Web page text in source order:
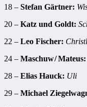
18 – Stefan Gärtner:
20 – Katz und Goldt:
22 – Leo Fischer:
24 – Maschuw / Mateus:
28 – Elias Hauck: Uli
29 – Michael